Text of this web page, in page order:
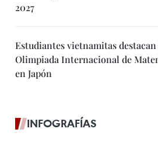
2027
Estudiantes vietnamitas destacan
Olimpiada Internacional de
en Japón
INFOGRAFÍAS